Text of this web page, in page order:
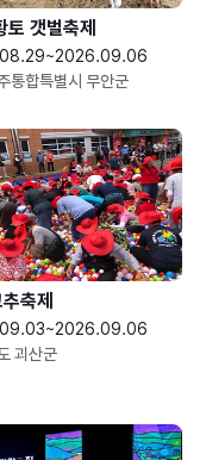
토 갯벌축제
통합특별시 무안군
축제
괴산군